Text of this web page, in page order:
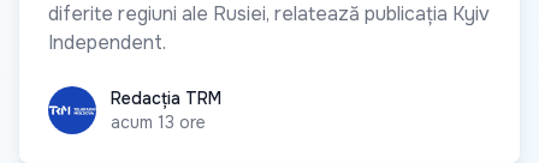
diferite regiuni ale Rusiei, relatează publicația Kyiv
Independent.
Redacția TRM
Redacția TRM
acum 13 ore